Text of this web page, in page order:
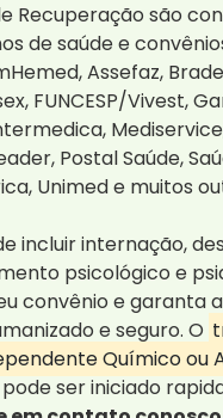
Recuperação são
de saúde e
Assefaz,
FUNCESP/Vivest,
Postal Saúde,
Unimed e muitos
incluir internação,
psicológico e
convênio e garanta
e seguro. O
Químico ou
pode ser iniciado